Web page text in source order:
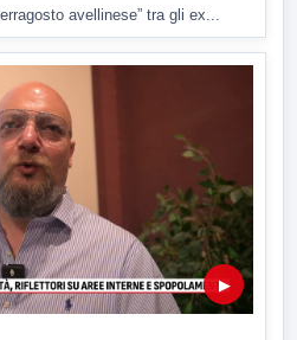
avellinese” tra gli ex...
▶